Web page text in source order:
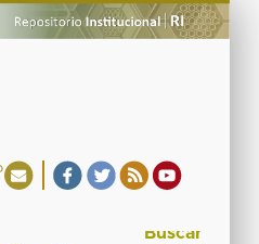
Buscar